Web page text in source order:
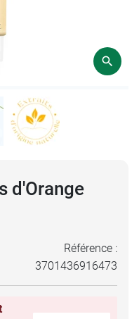
d'Orange
Référence :
3701436916473